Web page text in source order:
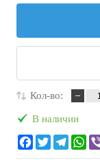
Кол-во:
В наличии